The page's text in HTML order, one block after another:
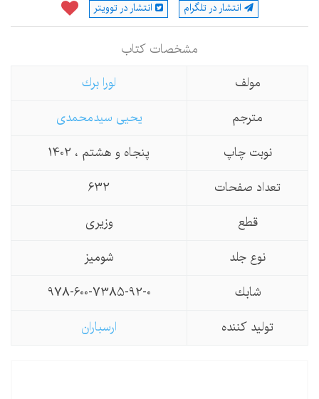
انتشار در تلگرام انتشار در توویتر
مشخصات كتاب
مولف
لورا برك
مترجم
یحیی سیدمحمدی
نوبت چاپ
پنجاه و هشتم ، 1402
تعداد صفحات
632
قطع
وزیری
نوع جلد
شومیز
شابك
978-600-7385-92-0
تولید كننده
ارسباران